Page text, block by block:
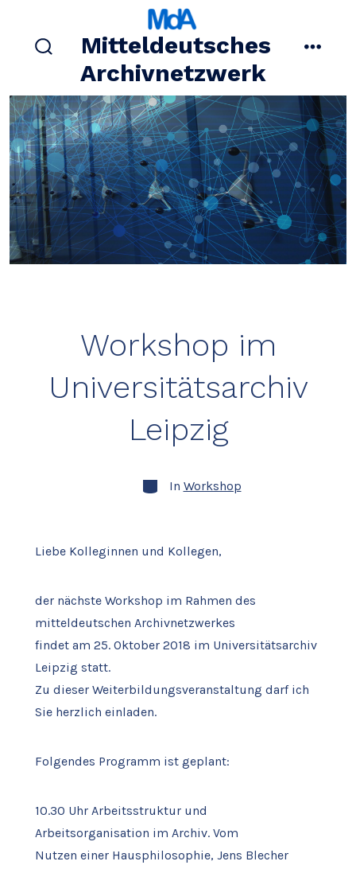
springen
ein-/ausblenden
Mitteldeutsches
Archivnetzwerk
Workshop im
Universitätsarchiv
Leipzig
Kategorien
In Workshop
Liebe Kolleginnen und Kollegen,
der nächste Workshop im Rahmen des
mitteldeutschen Archivnetzwerkes
findet am 25. Oktober 2018 im Universitätsarchiv
Leipzig statt.
Zu dieser Weiterbildungsveranstaltung darf ich
Sie herzlich einladen.
Folgendes Programm ist geplant:
10.30 Uhr Arbeitsstruktur und
Arbeitsorganisation im Archiv. Vom
Nutzen einer Hausphilosophie, Jens Blecher